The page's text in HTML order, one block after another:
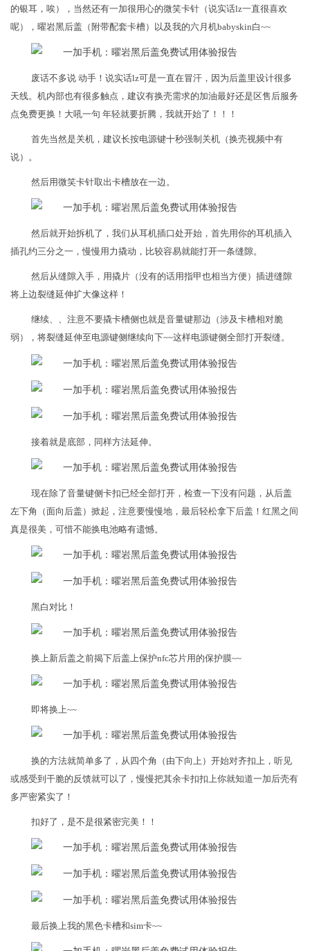
的银耳，唉），当然还有一加很用心的微笑卡针（说实话lz一直很喜欢
呢），曜岩黑后盖（附带配套卡槽）以及我的六月机babyskin白~~
废话不多说 动手！说实话lz可是一直在冒汗，因为后盖里设计很多
天线。机内部也有很多触点，建议有换壳需求的加油最好还是区售后服务
点免费更换！大吼一句 年轻就要折腾，我就开始了！！！
首先当然是关机，建议长按电源键十秒强制关机（换壳视频中有
说）。
然后用微笑卡针取出卡槽放在一边。
然后就开始拆机了，我们从耳机插口处开始，首先用你的耳机插入
插孔约三分之一，慢慢用力撬动，比较容易就能打开一条缝隙。
然后从缝隙入手，用撬片（没有的话用指甲也相当方便）插进缝隙
将上边裂缝延伸扩大像这样！
继续、、注意不要撬卡槽侧也就是音量键那边（涉及卡槽相对脆
弱），将裂缝延伸至电源键侧继续向下~~这样电源键侧全部打开裂缝。
接着就是底部，同样方法延伸。
现在除了音量键侧卡扣已经全部打开，检查一下没有问题，从后盖
左下角（面向后盖）掀起，注意要慢慢地，最后轻松拿下后盖！红黑之间
真是很美，可惜不能换电池略有遗憾。
黑白对比！
换上新后盖之前揭下后盖上保护nfc芯片用的保护膜~~
即将换上~~
换的方法就简单多了，从四个角（由下向上）开始对齐扣上，听见
或感受到干脆的反馈就可以了，慢慢把其余卡扣扣上你就知道一加后壳有
多严密紧实了！
扣好了，是不是很紧密完美！！
最后换上我的黑色卡槽和sim卡~~